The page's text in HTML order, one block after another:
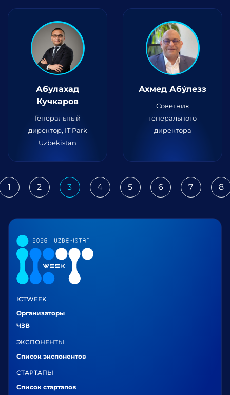
Абулaхад
Кучкаров
Генеральный
директор, IT Park
Uzbekistan
Ахмед Абу́лезз
Советник
генерального
директора
1 2 3 4 5 6 7 8
ICTWEEK
Организаторы
ЧЗВ
ЭКСПОНЕНТЫ
Список экспонентов
СТАРТАПЫ
Список стартапов